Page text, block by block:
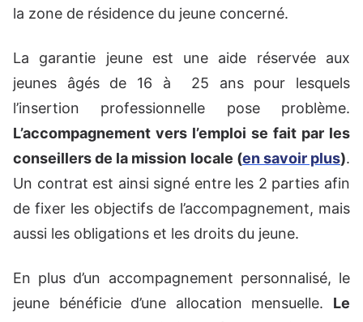
la zone de résidence du jeune concerné.
La garantie jeune est une aide réservée aux
jeunes âgés de 16 à 25 ans pour lesquels
l’insertion professionnelle pose problème.
L’accompagnement vers l’emploi se fait par les
conseillers de la mission locale (en savoir plus).
Un contrat est ainsi signé entre les 2 parties afin
de fixer les objectifs de l’accompagnement, mais
aussi les obligations et les droits du jeune.
En plus d’un accompagnement personnalisé, le
jeune bénéficie d’une allocation mensuelle. Le